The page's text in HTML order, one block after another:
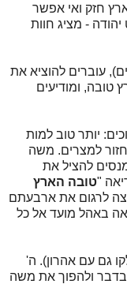
חזק ואי אפשר
- מציג חוות
עוברים להוציא את
טובה, ומודיעים
יותר טוב למות
למצרים. משה
מנסים להציל את
"טובה הארץ
לרגום את ארבעתם
באהל מועד אל כל
גם עם אהרון). ה'
בדבר ולהפוך את משה